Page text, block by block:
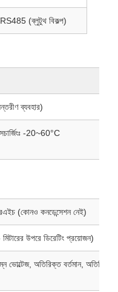
(ব্লুটুথ বিকল্প)
ব্যবহার)
-20~60°C
(কোনও কনডেন্সেশন নেই)
উপরে ডিরেটিং প্রয়োজন)
ভোল্টেজ, অতিরিক্ত বর্তমান, অতিরিক্ত